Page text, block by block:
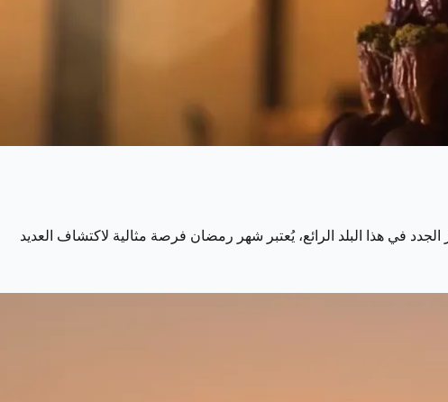
في هذا البلد الرائع، يُعتبر شهر رمضان فرصة مثالية لاكتشاف العديد